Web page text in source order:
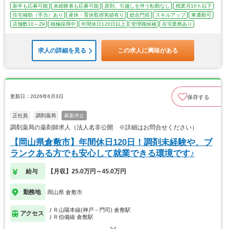
新卒も応募可能 未経験者も応募可能 原則、引越しを伴う転勤なし
残業月10ｈ以下
住宅補助（手当）あり
産休・育休取得実績有り 総合門前 スキルアップ
車通勤可
店舗数10～29
積極採用中 年間休日120日以上 管理職候補 在宅業務あり
求人の詳細を見る この求人に興味がある
更新日：2026年6月3日 保存する
正社員 調剤薬局 募集停止
調剤薬局の薬剤師求人（法人名非公開 ※詳細はお問合せください）
【岡山県倉敷市】年間休日120日！調剤未経験や、ブ
ランクある方でも安心して就業できる環境です♪
給与 【月収】25.0万円～45.0万円
勤務地 岡山県 倉敷市
アクセス
ＪＲ山陽本線(神戸－門司) 倉敷駅
ＪＲ伯備線 倉敷駅